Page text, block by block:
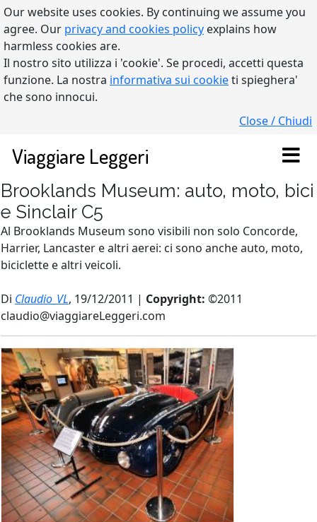
Our website uses cookies. By continuing we assume you
agree. Our privacy and cookies policy explains how
harmless cookies are.
Il nostro sito utilizza i 'cookie'. Se procedi, accetti questa
funzione. La nostra informativa sui cookieti spieghera'
che sono innocui.
Close / Chiudi
Viaggiare Leggeri
Brooklands Museum: auto, moto, bici
e Sinclair C5
Al Brooklands Museum sono visibili non solo Concorde,
Harrier, Lancaster e altri aerei: ci sono anche auto, moto,
biciclette e altri veicoli.
Di Claudio_VL, 19/12/2011 | Copyright: ©2011
claudio@viaggiareLeggeri.com